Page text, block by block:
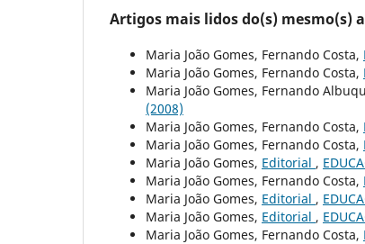
Artigos mais lidos do(s) mesmo(s)
Maria João Gomes, Fernando Costa,
Maria João Gomes, Fernando Costa,
Maria João Gomes, Fernando
(2008)
Maria João Gomes, Fernando Costa,
Maria João Gomes, Fernando Costa,
Maria João Gomes, Editorial ,
Maria João Gomes, Fernando Costa,
Maria João Gomes, Editorial ,
Maria João Gomes, Editorial ,
Maria João Gomes, Fernando Costa,